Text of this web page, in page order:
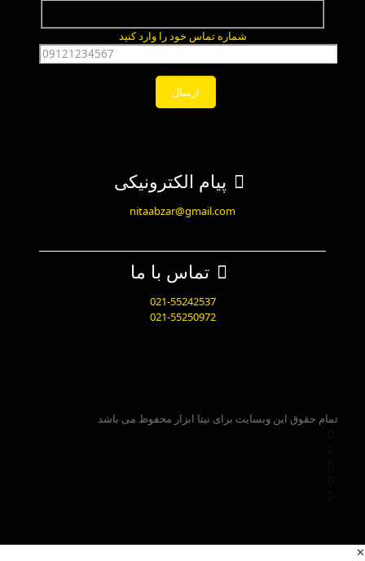
شماره تماس خود را وارد کنید
پیام الکترونیکی
nitaabzar@gmail.com
تماس با ما
021-55242537
021-55250972
تمام حقوق این وبسایت برای نیتا ابزار محفوظ می باشد
✕